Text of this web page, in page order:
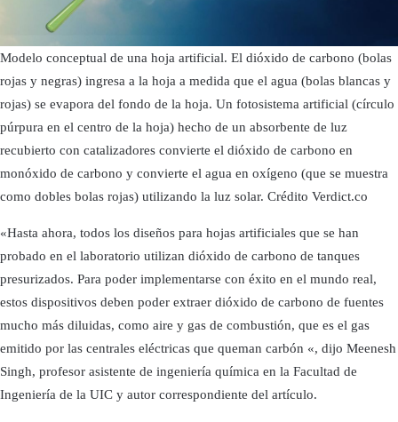
Modelo conceptual de una hoja artificial. El dióxido de carbono (bolas
rojas y negras) ingresa a la hoja a medida que el agua (bolas blancas y
rojas) se evapora del fondo de la hoja. Un fotosistema artificial (círculo
púrpura en el centro de la hoja) hecho de un absorbente de luz
recubierto con catalizadores convierte el dióxido de carbono en
monóxido de carbono y convierte el agua en oxígeno (que se muestra
como dobles bolas rojas) utilizando la luz solar. Crédito Verdict.co
«Hasta ahora, todos los diseños para hojas artificiales que se han
probado en el laboratorio utilizan dióxido de carbono de tanques
presurizados. Para poder implementarse con éxito en el mundo real,
estos dispositivos deben poder extraer dióxido de carbono de fuentes
mucho más diluidas, como aire y gas de combustión, que es el gas
emitido por las centrales eléctricas que queman carbón «, dijo Meenesh
Singh, profesor asistente de ingeniería química en la Facultad de
Ingeniería de la UIC y autor correspondiente del artículo.